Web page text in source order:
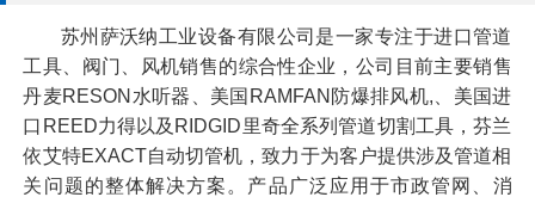
苏州萨沃纳工业设备有限公司是一家专注于进口管道
工具、阀门、风机销售的综合性企业，公司目前主要销售
丹麦RESON水听器、美国RAMFAN防爆排风机,、美国进
口REED力得以及RIDGID里奇全系列管道切割工具，芬兰
依艾特EXACT自动切管机，致力于为客户提供涉及管道相
关问题的整体解决方案。产品广泛应用于市政管网、消